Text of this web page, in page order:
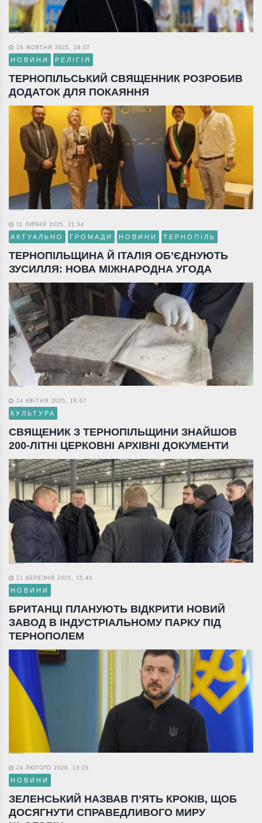
15 ЖОВТНЯ 2025, 19:07
НОВИНИ РЕЛІГІЯ
ТЕРНОПІЛЬСЬКИЙ СВЯЩЕННИК РОЗРОБИВ
ДОДАТОК ДЛЯ ПОКАЯННЯ
11 ЛИПНЯ 2025, 21:34
АКТУАЛЬНО ГРОМАДИ НОВИНИ ТЕРНОПІЛЬ
ТЕРНОПІЛЬЩИНА Й ІТАЛІЯ ОБ’ЄДНУЮТЬ
ЗУСИЛЛЯ: НОВА МІЖНАРОДНА УГОДА
14 КВІТНЯ 2025, 18:07
КУЛЬТУРА
СВЯЩЕНИК З ТЕРНОПІЛЬЩИНИ ЗНАЙШОВ
200-ЛІТНІ ЦЕРКОВНІ АРХІВНІ ДОКУМЕНТИ
21 БЕРЕЗНЯ 2025, 15:40
НОВИНИ
БРИТАНЦІ ПЛАНУЮТЬ ВІДКРИТИ НОВИЙ
ЗАВОД В ІНДУСТРІАЛЬНОМУ ПАРКУ ПІД
ТЕРНОПОЛЕМ
24 ЛЮТОГО 2025, 13:25
НОВИНИ
ЗЕЛЕНСЬКИЙ НАЗВАВ П’ЯТЬ КРОКІВ, ЩОБ
ДОСЯГНУТИ СПРАВЕДЛИВОГО МИРУ